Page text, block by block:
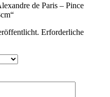
de Paris – Pince
Erforderliche